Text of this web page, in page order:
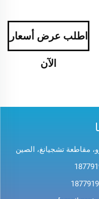
اطلب عرض أسعار
الآن